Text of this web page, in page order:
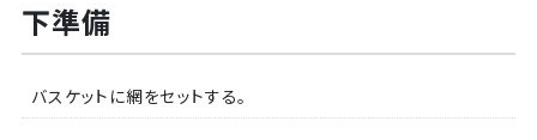
下準備
バスケットに網をセットする。